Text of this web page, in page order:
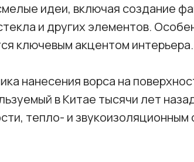
идеи, включая создание
и других элементов.
ключевым акцентом интерьера.
нанесения ворса на
в Китае тысячи лет
тепло- и